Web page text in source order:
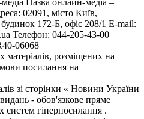
02091, місто Київ,
172-Б, офіс 208/1 E-mail:
Телефон: 044-205-43-00
06068
матеріалів, розміщених на
посилання на
зі сторінки « Новини України
видань - обов'язкове пряме
систем гіперпосилання .